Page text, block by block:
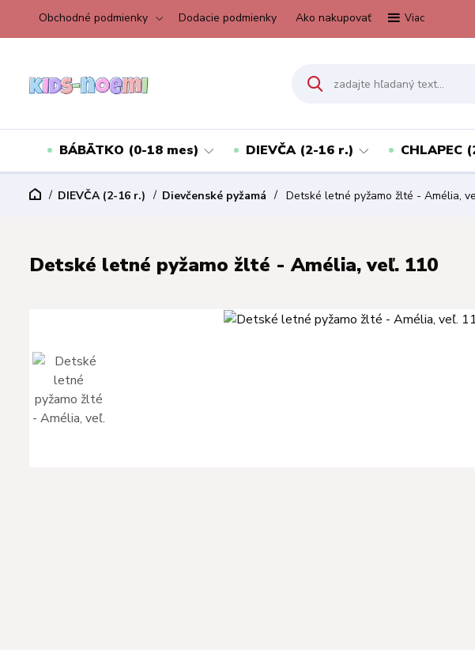
Obchodné podmienky Dodacie podmienky Ako nakupovať Viac
BÁBÄTKO (0-18 mes) DIEVČA (2-16 r.) CHLAPEC
DIEVČA (2-16 r.) Dievčenské pyžamá Detské letné pyžamo žlté - Amélia,
Detské letné pyžamo žlté - Amélia, veľ. 110